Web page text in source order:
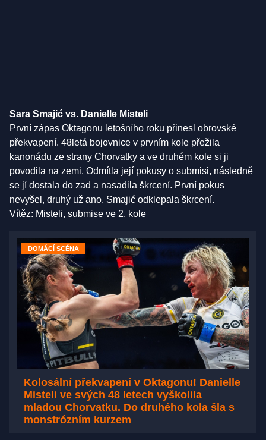
Sara Smajić vs. Danielle Misteli
První zápas Oktagonu letošního roku přinesl obrovské
překvapení. 48letá bojovnice v prvním kole přežila
kanonádu ze strany Chorvatky a ve druhém kole si ji
povodila na zemi. Odmítla její pokusy o submisi, následně
se jí dostala do zad a nasadila škrcení. První pokus
nevyšel, druhý už ano. Smajić odklepala škrcení.
Vítěz: Misteli, submise ve 2. kole
DOMÁCÍ SCÉNA
Kolosální překvapení v Oktagonu! Danielle
Misteli ve svých 48 letech vyškolila
mladou Chorvatku. Do druhého kola šla s
monstrózním kurzem